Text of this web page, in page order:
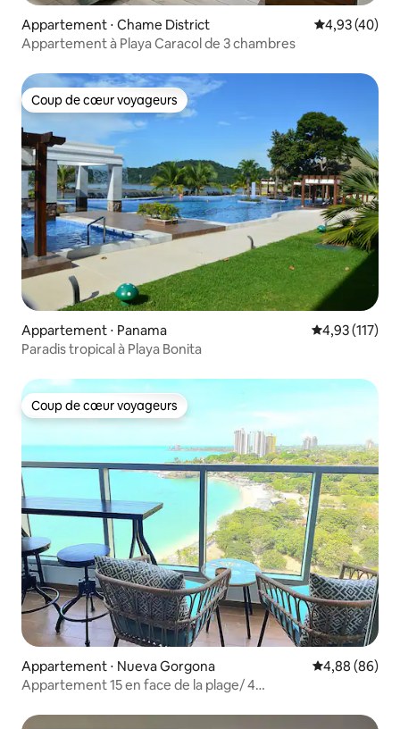
Appartement ⋅ Chame District Évaluation
4,93 (40)
Appartement à Playa Caracol de 3 chambres
Coup de cœur voyageurs
Coup de cœur voyageurs
Appartement ⋅ Panama Évaluation
4,93 (117)
Paradis tropical à Playa Bonita
Coup de cœur voyageurs
Coup de cœur voyageurs
Appartement ⋅ Nueva Gorgona Évaluation
4,88 (86)
Appartement 15 en face de la plage/ 4